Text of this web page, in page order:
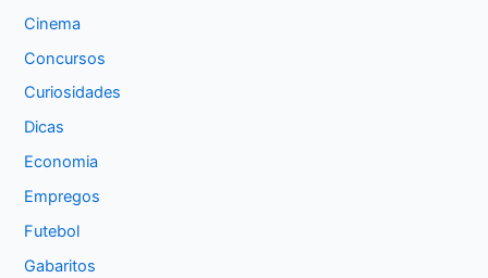
Cinema
Concursos
Curiosidades
Dicas
Economia
Empregos
Futebol
Gabaritos